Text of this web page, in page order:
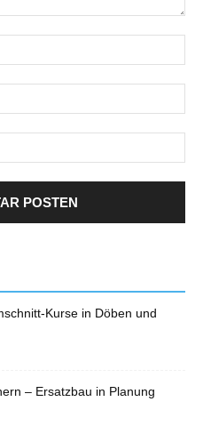
Kurse in Döben und
– Ersatzbau in Planung